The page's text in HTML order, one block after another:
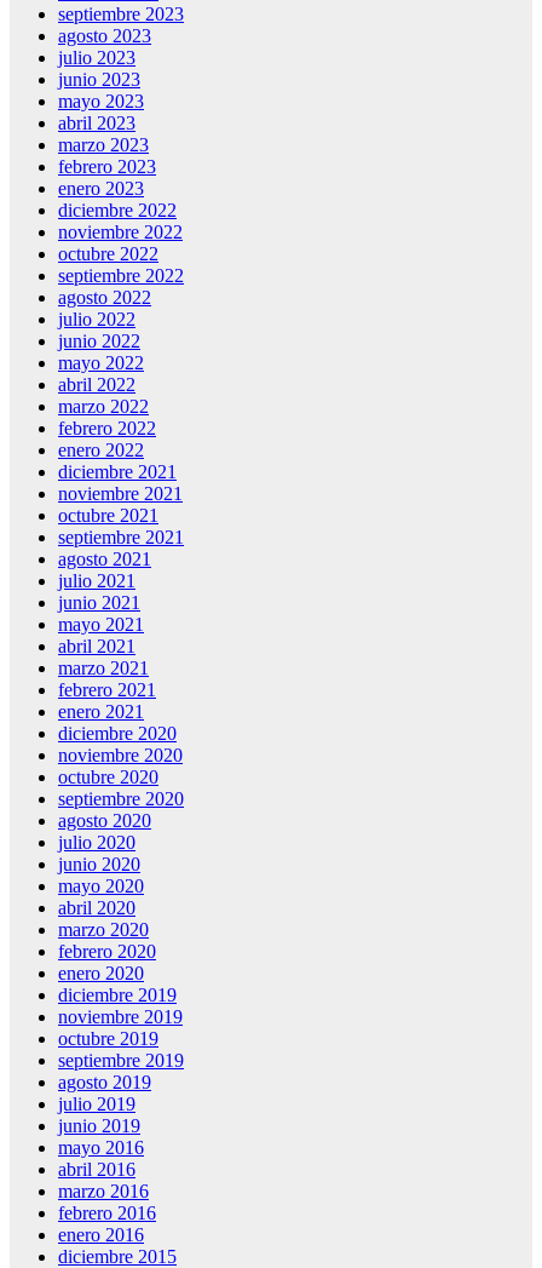
septiembre 2023
agosto 2023
julio 2023
junio 2023
mayo 2023
abril 2023
marzo 2023
febrero 2023
enero 2023
diciembre 2022
noviembre 2022
octubre 2022
septiembre 2022
agosto 2022
julio 2022
junio 2022
mayo 2022
abril 2022
marzo 2022
febrero 2022
enero 2022
diciembre 2021
noviembre 2021
octubre 2021
septiembre 2021
agosto 2021
julio 2021
junio 2021
mayo 2021
abril 2021
marzo 2021
febrero 2021
enero 2021
diciembre 2020
noviembre 2020
octubre 2020
septiembre 2020
agosto 2020
julio 2020
junio 2020
mayo 2020
abril 2020
marzo 2020
febrero 2020
enero 2020
diciembre 2019
noviembre 2019
octubre 2019
septiembre 2019
agosto 2019
julio 2019
junio 2019
mayo 2016
abril 2016
marzo 2016
febrero 2016
enero 2016
diciembre 2015